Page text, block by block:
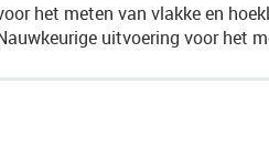
het meten van vlakke en
uitvoering voor het